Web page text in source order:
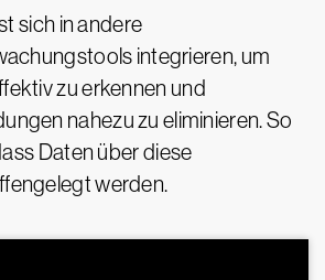
sich in andere
integrieren, um
zu erkennen und
nahezu zu eliminieren. So
Daten über diese
werden.